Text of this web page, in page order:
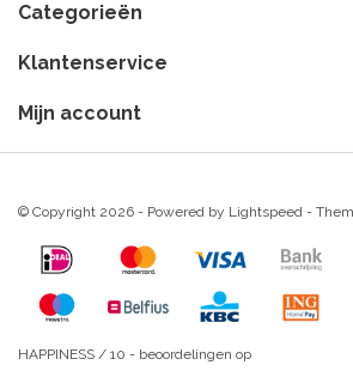
Categorieën
Klantenservice
Mijn account
© Copyright 2026 - Powered by Lightspeed -
HAPPINESS / 10 - beoordelingen op